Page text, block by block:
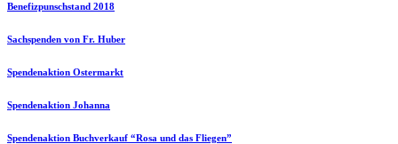
Benefizpunschstand 2018
Sachspenden von Fr. Huber
Spendenaktion Ostermarkt
Spendenaktion Johanna
Spendenaktion Buchverkauf “Rosa und das Fliegen”